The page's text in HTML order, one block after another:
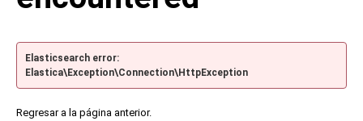
Elasticsearch error:
Elastica\Exception\Connection\HttpException
Regresar a la página anterior.